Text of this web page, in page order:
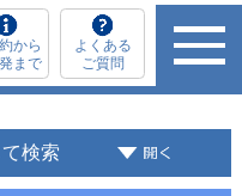
から
まで
よくある
ご質問
検索